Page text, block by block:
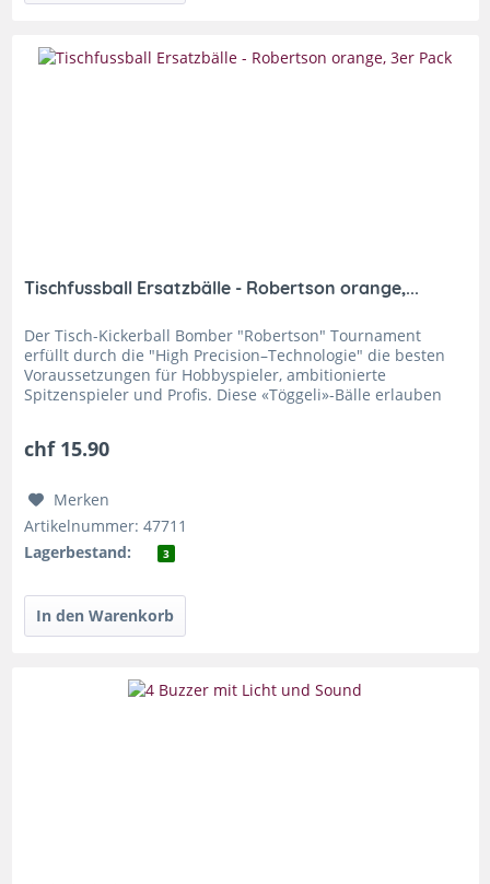
Tischfussball Ersatzbälle - Robertson orange,...
Der Tisch-Kickerball Bomber "Robertson" Tournament
erfüllt durch die "High Precision–Technologie" die besten
Voraussetzungen für Hobbyspieler, ambitionierte
Spitzenspieler und Profis. Diese «Töggeli»-Bälle erlauben
chf 15.90
Merken
Artikelnummer: 47711
Lagerbestand:
3